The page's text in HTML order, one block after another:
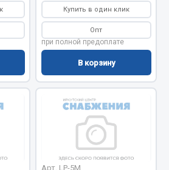
ещё
Купить в один клик
Опт
при полной предоплате
В корзину
Арт. LP-5M